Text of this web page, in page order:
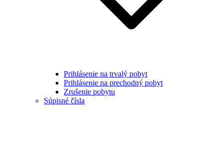
Prihlásenie na trvalý pobyt
Prihlásenie na prechodný pobyt
Zrušenie pobytu
Súpisné čísla